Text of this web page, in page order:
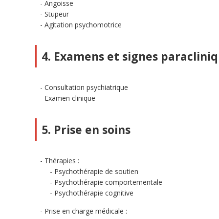
Angoisse
Stupeur
Agitation psychomotrice
4. Examens et signes
Consultation psychiatrique
Examen clinique
5. Prise en soins
Thérapies :
Psychothérapie de soutien
Psychothérapie comportementale
Psychothérapie cognitive
Prise en charge médicale :